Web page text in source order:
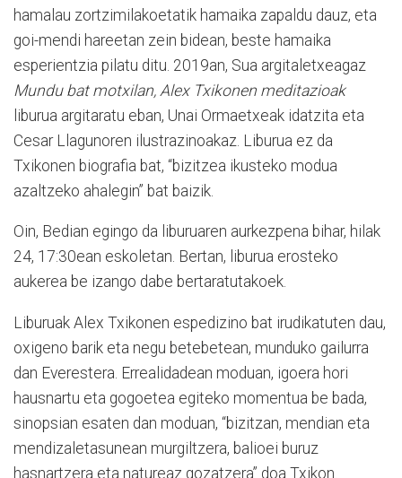
hamalau zortzimilakoetatik hamaika zapaldu dauz, eta
goi-mendi hareetan zein bidean, beste hamaika
esperientzia pilatu ditu. 2019an, Sua argitaletxeagaz
Mundu bat motxilan, Alex Txikonen meditazioak
liburua argitaratu eban, Unai Ormaetxeak idatzita eta
Cesar Llagunoren ilustrazinoakaz. Liburua ez da
Txikonen biografia bat, “bizitzea ikusteko modua
azaltzeko ahalegin” bat baizik.
Oin, Bedian egingo da liburuaren aurkezpena bihar, hilak
24, 17:30ean eskoletan. Bertan, liburua erosteko
aukerea be izango dabe bertaratutakoek.
Liburuak Alex Txikonen espedizino bat irudikatuten dau,
oxigeno barik eta negu betebetean, munduko gailurra
dan Everestera. Errealidadean moduan, igoera hori
hausnartu eta gogoetea egiteko momentua be bada,
sinopsian esaten dan moduan, “bizitzan, mendian eta
mendizaletasunean murgiltzera, balioei buruz
hasnartzera eta natureaz gozatzera” doa Txikon.